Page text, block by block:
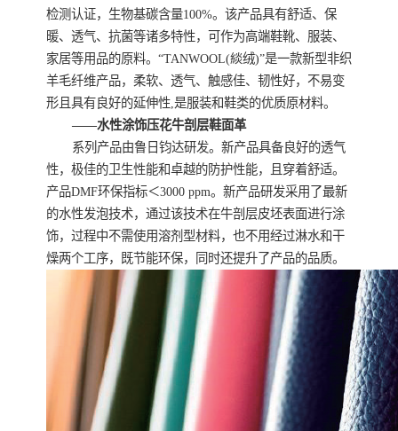
检测认证，生物基碳含量100%。该产品具有舒适、保
暖、透气、抗菌等诸多特性，可作为高端鞋靴、服装、
家居等用品的原料。“TANWOOL(緂绒)”是一款新型非织
羊毛纤维产品，柔软、透气、触感佳、韧性好，不易变
形且具有良好的延伸性,是服装和鞋类的优质原材料。
——水性涂饰压花牛剖层鞋面革
系列产品由鲁日钧达研发。新产品具备良好的透气
性，极佳的卫生性能和卓越的防护性能，且穿着舒适。
产品DMF环保指标＜3000 ppm。新产品研发采用了最新
的水性发泡技术，通过该技术在牛剖层皮坯表面进行涂
饰，过程中不需使用溶剂型材料，也不用经过淋水和干
燥两个工序，既节能环保，同时还提升了产品的品质。